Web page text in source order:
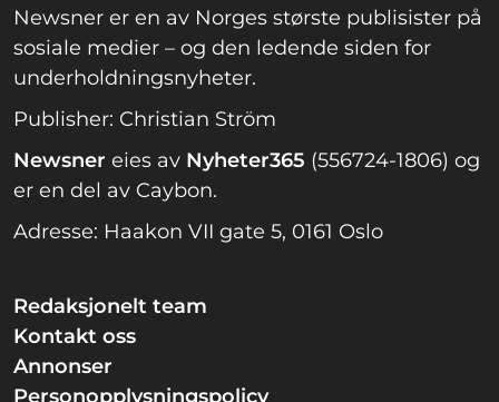
Newsner er en av Norges største publisister på
sosiale medier – og den ledende siden for
underholdningsnyheter.
Publisher: Christian Ström
Newsner eies av Nyheter365 (556724-1806) og
er en del av Caybon.
Adresse: Haakon VII gate 5, 0161 Oslo
Redaksjonelt team
Kontakt oss
Annonser
Personopplysningspolicy